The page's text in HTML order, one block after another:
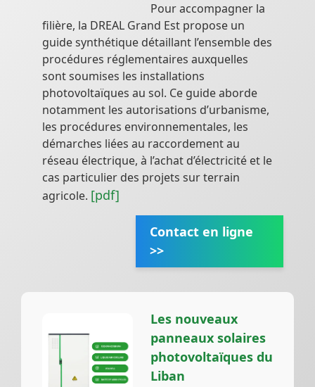
Pour accompagner la
filière, la DREAL Grand Est propose un
guide synthétique détaillant l’ensemble des
procédures réglementaires auxquelles
sont soumises les installations
photovoltaïques au sol. Ce guide aborde
notamment les autorisations d’urbanisme,
les procédures environnementales, les
démarches liées au raccordement au
réseau électrique, à l’achat d’électricité et le
cas particulier des projets sur terrain
agricole. [pdf]
Contact en ligne
>>
Les nouveaux
panneaux solaires
photovoltaïques du
Liban